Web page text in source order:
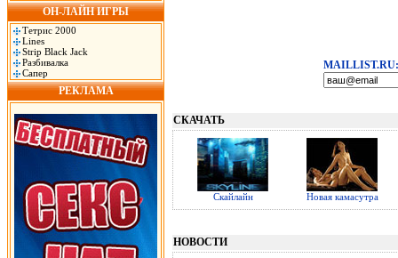
ОН-ЛАЙН ИГРЫ
Тетрис 2000
Lines
Strip Black Jack
Разбивалка
Сапер
РЕКЛАМА
MAILLIST.RU:
СКАЧАТЬ
Скайлайн Новая камасутра
НОВОСТИ